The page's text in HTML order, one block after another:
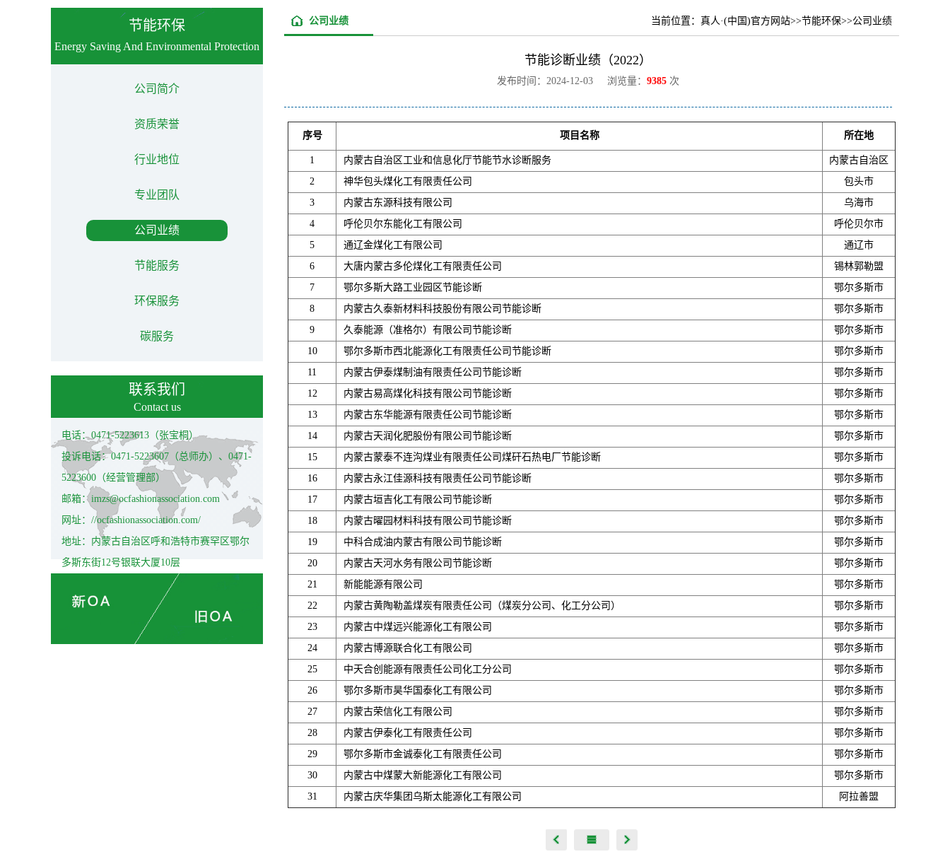
节能环保
Energy Saving And Environmental Protection
公司简介
资质荣誉
行业地位
专业团队
公司业绩
节能服务
环保服务
碳服务
联系我们
Contact us
电话：0471-5223613（张宝桐）
投诉电话：0471-5223607（总师办）、0471-
5223600（经营管理部）
邮箱：imzs@ocfashionassociation.com
网址：//ocfashionassociation.com/
地址：内蒙古自治区呼和浩特市赛罕区鄂尔
多斯东街12号银联大厦10层
当前位置： 真人·(中国)官方网站>>节能环保>>公司业绩
公司业绩
节能诊断业绩（2022）
发布时间：2024-12-03 浏览量： 9385 次
序号 项目名称 所在地
1 内蒙古自治区工业和信息化厅节能节水诊断服务
内蒙古自治区
2
神华包头煤化工有限责任公司
包头市
3
内蒙古东源科技有限公司
乌海市
4
呼伦贝尔东能化工有限公司
呼伦贝尔市
5
通辽金煤化工有限公司
通辽市
6
大唐内蒙古多伦煤化工有限责任公司
锡林郭勒盟
7
鄂尔多斯大路工业园区节能诊断
鄂尔多斯市
8
内蒙古久泰新材料科技股份有限公司节能诊断
鄂尔多斯市
9
久泰能源（准格尔）有限公司节能诊断
鄂尔多斯市
10
鄂尔多斯市西北能源化工有限责任公司节能诊断
鄂尔多斯市
11
内蒙古伊泰煤制油有限责任公司节能诊断
鄂尔多斯市
12
内蒙古易高煤化科技有限公司节能诊断
鄂尔多斯市
13
内蒙古东华能源有限责任公司节能诊断
鄂尔多斯市
14
内蒙古天润化肥股份有限公司节能诊断
鄂尔多斯市
15
内蒙古蒙泰不连沟煤业有限责任公司煤矸石热电厂节能诊断
鄂尔多斯市
16
内蒙古永江佳源科技有限责任公司节能诊断
鄂尔多斯市
17
内蒙古垣吉化工有限公司节能诊断
鄂尔多斯市
18
内蒙古曜园材料科技有限公司节能诊断
鄂尔多斯市
19
中科合成油内蒙古有限公司节能诊断
鄂尔多斯市
20
内蒙古天河水务有限公司节能诊断
鄂尔多斯市
21
新能能源有限公司
鄂尔多斯市
22
内蒙古黄陶勒盖煤炭有限责任公司（煤炭分公司、化工分公司）
鄂尔多斯市
23
内蒙古中煤远兴能源化工有限公司
鄂尔多斯市
24
内蒙古博源联合化工有限公司
鄂尔多斯市
25
中天合创能源有限责任公司化工分公司
鄂尔多斯市
26
鄂尔多斯市昊华国泰化工有限公司
鄂尔多斯市
27
内蒙古荣信化工有限公司
鄂尔多斯市
28
内蒙古伊泰化工有限责任公司
鄂尔多斯市
29
鄂尔多斯市金诚泰化工有限责任公司
鄂尔多斯市
30
内蒙古中煤蒙大新能源化工有限公司
鄂尔多斯市
31
内蒙古庆华集团乌斯太能源化工有限公司 阿拉善盟